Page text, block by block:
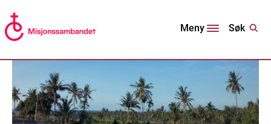
Meny Søk